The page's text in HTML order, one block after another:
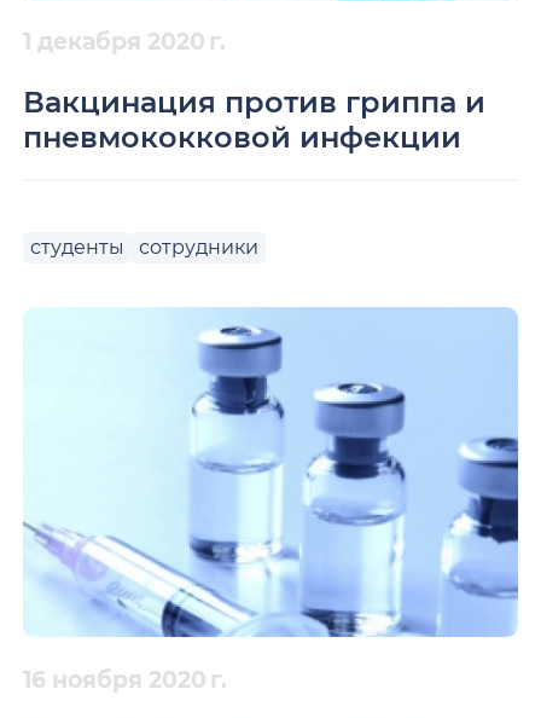
1 декабря 2020 г.
Вакцинация против гриппа и
пневмококковой инфекции
студенты сотрудники
16 ноября 2020 г.